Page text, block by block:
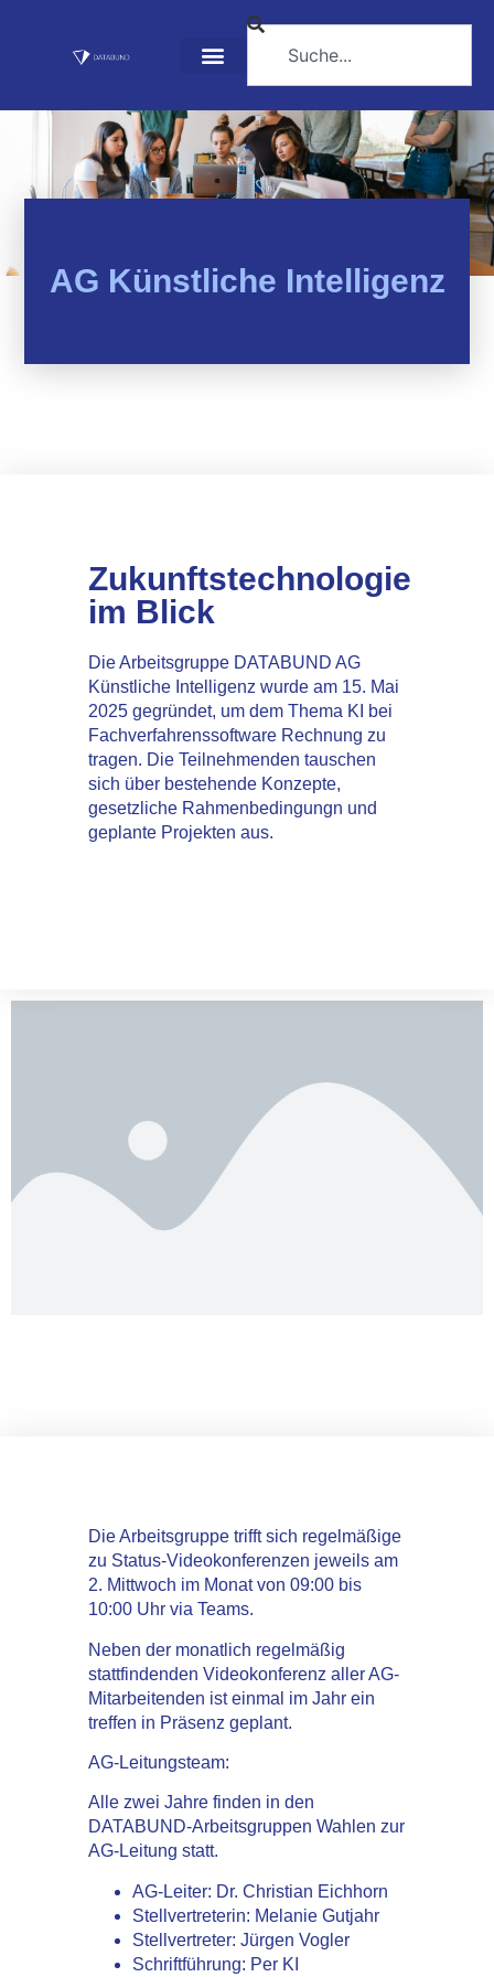
AG Künstliche Intelligenz
Zukunftstechnologie
im Blick
Die Arbeitsgruppe DATABUND AG
Künstliche Intelligenz wurde am 15. Mai
2025 gegründet, um dem Thema KI bei
Fachverfahrenssoftware Rechnung zu
tragen. Die Teilnehmenden tauschen
sich über bestehende Konzepte,
gesetzliche Rahmenbedingungn und
geplante Projekten aus.
Die Arbeitsgruppe trifft sich regelmäßige
zu Status-Videokonferenzen jeweils am
2. Mittwoch im Monat von 09:00 bis
10:00 Uhr via Teams.
Neben der monatlich regelmäßig
stattfindenden Video­konferenz aller AG­-
Mitarbeitenden ist einmal im Jahr ein
treffen in Präsenz geplant.
AG-Leitungsteam:
Alle zwei Jahre finden in den
DATABUND-Arbeitsgruppen Wahlen zur
AG-Leitung statt.
AG-Leiter: Dr. Christian Eichhorn
Stellvertreterin: Melanie Gutjahr
Stellvertreter: Jürgen Vogler
Schriftführung: Per KI